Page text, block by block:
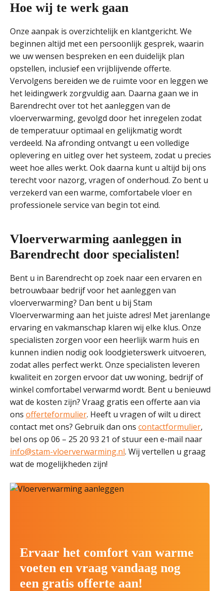
Hoe wij te werk gaan
Onze aanpak is overzichtelijk en klantgericht. We
beginnen altijd met een persoonlijk gesprek, waarin
we uw wensen bespreken en een duidelijk plan
opstellen, inclusief een vrijblijvende offerte.
Vervolgens bereiden we de ruimte voor en leggen we
het leidingwerk zorgvuldig aan. Daarna gaan we in
Barendrecht over tot het aanleggen van de
vloerverwarming, gevolgd door het inregelen zodat
de temperatuur optimaal en gelijkmatig wordt
verdeeld. Na afronding ontvangt u een volledige
oplevering en uitleg over het systeem, zodat u precies
weet hoe alles werkt. Ook daarna kunt u altijd bij ons
terecht voor nazorg, vragen of onderhoud. Zo bent u
verzekerd van een warme, comfortabele vloer en
professionele service van begin tot eind.
Vloerverwarming aanleggen in
Barendrecht door specialisten!
Bent u in Barendrecht op zoek naar een ervaren en
betrouwbaar bedrijf voor het aanleggen van
vloerverwarming? Dan bent u bij Stam
Vloerverwarming aan het juiste adres! Met jarenlange
ervaring en vakmanschap klaren wij elke klus. Onze
specialisten zorgen voor een heerlijk warm huis en
kunnen indien nodig ook loodgieterswerk uitvoeren,
zodat alles perfect werkt. Onze specialisten leveren
kwaliteit en zorgen ervoor dat uw woning, bedrijf of
winkel comfortabel verwarmd wordt. Bent u benieuwd
wat de kosten zijn? Vraag gratis een offerte aan via
ons offerteformulier. Heeft u vragen of wilt u direct
contact met ons? Gebruik dan ons contactformulier,
bel ons op 06 – 25 20 93 21 of stuur een e-mail naar
info@stam-vloerverwarming.nl. Wij vertellen u graag
wat de mogelijkheden zijn!
Ervaar het comfort van warme
voeten en vraag vandaag nog
een gratis offerte aan!